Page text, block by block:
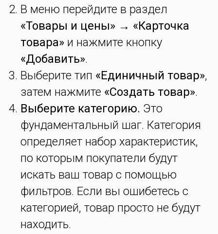
В меню перейдите в раздел
«Товары и цены» → «Карточка
товара» и нажмите кнопку
«Добавить».
Выберите тип «Единичный товар»,
затем нажмите «Создать товар».
Выберите категорию. Это
фундаментальный шаг. Категория
определяет набор характеристик,
по которым покупатели будут
искать ваш товар с помощью
фильтров. Если вы ошибетесь с
категорией, товар просто не будут
находить.